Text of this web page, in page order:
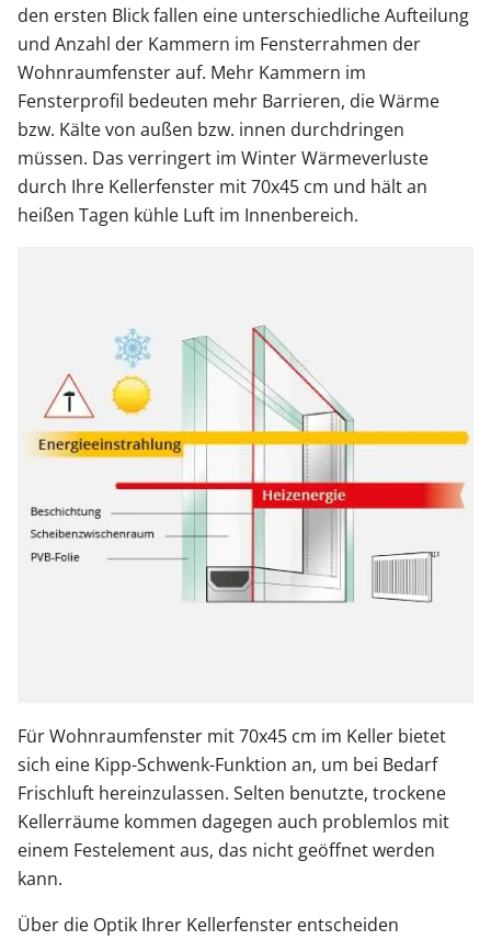
den ersten Blick fallen eine unterschiedliche Aufteilung
und Anzahl der Kammern im Fensterrahmen der
Wohnraumfenster auf. Mehr Kammern im
Fensterprofil bedeuten mehr Barrieren, die Wärme
bzw. Kälte von außen bzw. innen durchdringen
müssen. Das verringert im Winter Wärmeverluste
durch Ihre Kellerfenster mit 70x45 cm und hält an
heißen Tagen kühle Luft im Innenbereich.
Für Wohnraumfenster mit 70x45 cm im Keller bietet
sich eine Kipp-Schwenk-Funktion an, um bei Bedarf
Frischluft hereinzulassen. Selten benutzte, trockene
Kellerräume kommen dagegen auch problemlos mit
einem Festelement aus, das nicht geöffnet werden
kann.
Über die Optik Ihrer Kellerfenster entscheiden